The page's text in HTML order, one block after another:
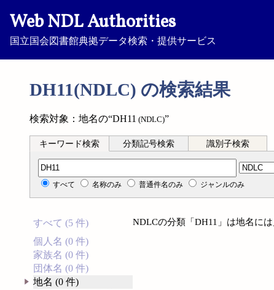
Web NDL Authorities
国立国会図書館典拠データ検索・提供サービス
DH11(NDLC) の検索結果
検索対象：地名の“DH11 (NDLC)”
キーワード検索 分類記号検索 識別子検索
分類記号検索
すべて 名称のみ 普通件名のみ ジャンルのみ
すべて (5 件)
個人名 (0 件)
家族名 (0 件)
団体名 (0 件)
地名 (0 件)
NDLCの分類「DH11」は地名に